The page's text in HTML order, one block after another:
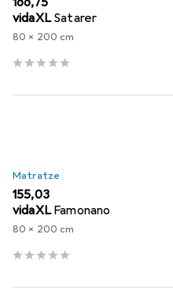
vidaXL Satarer
80 x 200 cm
Matratze
EUR
155,03
vidaXL Famonano
80 x 200 cm